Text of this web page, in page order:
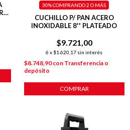
CUCHILLO P/ PAN ACERO
INOXIDABLE 8'' PLATEADO
$9.721,00
6 x $1.620,17 sin interés
30%COMPRANDO 2 O MÁS
$8.748,90con Transferencia o
depósito
COMPRAR